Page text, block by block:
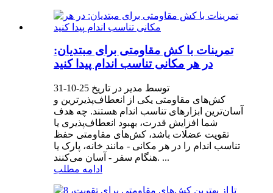
تمرینات با کش مقاومتی برای مبتدیان:
در هر مکانی تناسب اندام پیدا کنید
توسط مدیر در تاریخ 25-10-31
کش‌های مقاومتی یکی از انعطاف‌پذیرترین و
آسان‌ترین ابزارهای تناسب اندام هستند. چه هدف
شما افزایش قدرت، بهبود انعطاف‌پذیری یا
تقویت عضلات باشد، کش‌های مقاومتی حفظ
تناسب اندام را در هر مکانی - مانند خانه، پارک یا
هنگام سفر - آسان می‌کنند. ...
ادامه مطلب